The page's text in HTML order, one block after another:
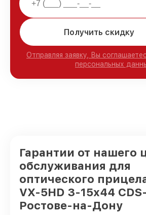
Получить скидку
Отправляя заявку, Вы
персональных
Гарантии от нашего
обслуживания для
оптического
VX-5HD 3-15x44
Ростове-на-Дону